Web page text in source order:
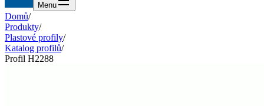
Menu
Domů/
Produkty/
Plastové profily/
Katalog profilů/
Profil H2288